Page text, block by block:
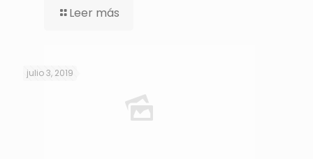
Leer más
julio 3, 2019